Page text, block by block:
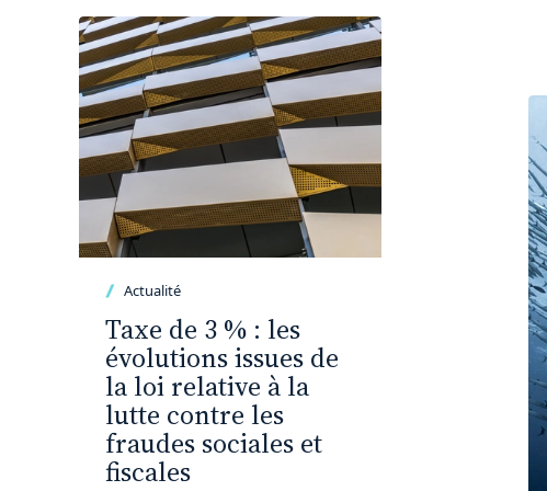
Actualité
Taxe de 3 % : les
évolutions issues de
la loi relative à la
lutte contre les
fraudes sociales et
fiscales